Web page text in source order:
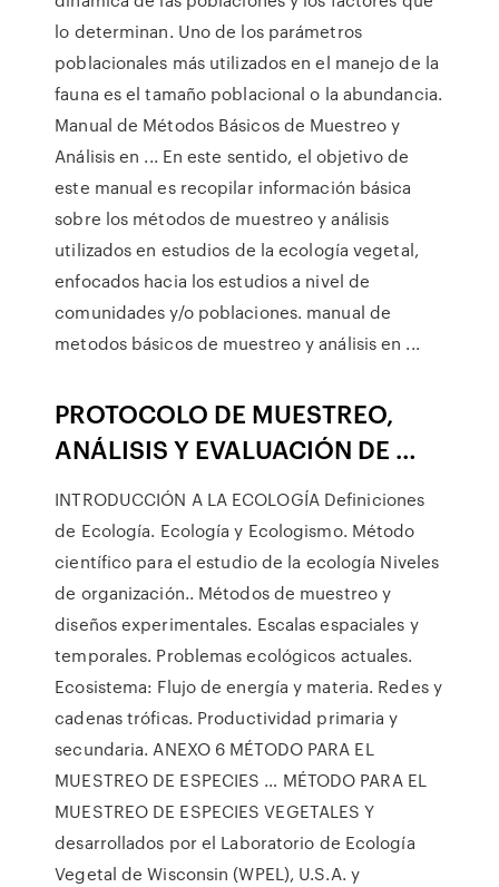
lo determinan. Uno de los parámetros
poblacionales más utilizados en el manejo de la
fauna es el tamaño poblacional o la abundancia.
Manual de Métodos Básicos de Muestreo y
Análisis en ... En este sentido, el objetivo de
este manual es recopilar información básica
sobre los métodos de muestreo y análisis
utilizados en estudios de la ecología vegetal,
enfocados hacia los estudios a nivel de
comunidades y/o poblaciones. manual de
metodos básicos de muestreo y análisis en ...
PROTOCOLO DE MUESTREO,
ANÁLISIS Y EVALUACIÓN DE …
INTRODUCCIÓN A LA ECOLOGÍA Definiciones
de Ecología. Ecología y Ecologismo. Método
científico para el estudio de la ecología Niveles
de organización.. Métodos de muestreo y
diseños experimentales. Escalas espaciales y
temporales. Problemas ecológicos actuales.
Ecosistema: Flujo de energía y materia. Redes y
cadenas tróficas. Productividad primaria y
secundaria. ANEXO 6 MÉTODO PARA EL
MUESTREO DE ESPECIES … MÉTODO PARA EL
MUESTREO DE ESPECIES VEGETALES Y
desarrollados por el Laboratorio de Ecología
Vegetal de Wisconsin (WPEL), U.S.A. y